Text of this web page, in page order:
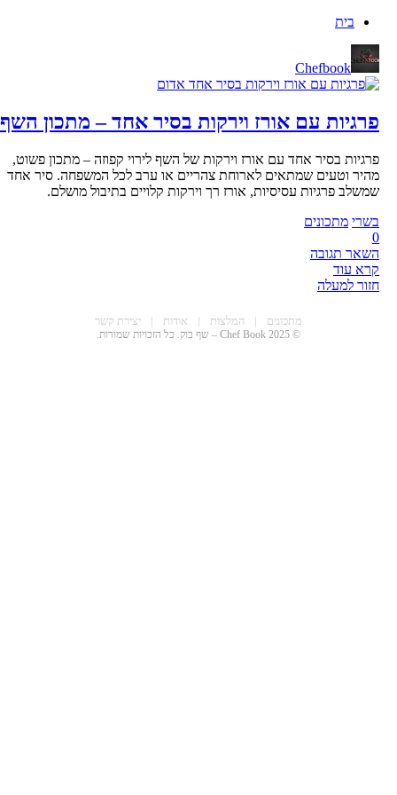
בית
Chefbook
פרגיות עם אורז וירקות בסיר אחד – מתכון השף
פרגיות בסיר אחד עם אורז וירקות של השף לירוי קפוזה – מתכון פשוט,
מהיר וטעים שמתאים לארוחת צהריים או ערב לכל המשפחה. סיר אחד
שמשלב פרגיות עסיסיות, אורז רך וירקות קלויים בתיבול מושלם.
בשרי מתכונים
השאר תגובה
קרא עוד
חזור למעלה
מתכונים | המלצות | אודות | יצירת קשר